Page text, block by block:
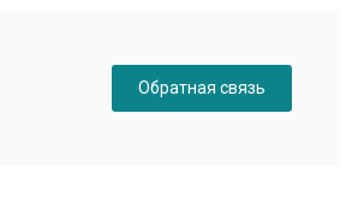
Обратная связь